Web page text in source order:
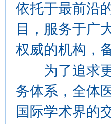
依托于最前沿
目，服务于广
权威的机构，
为了追求更
务体系，全体
国际学术界的